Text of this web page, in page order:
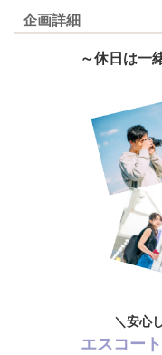
企画詳細
～休日は一
＼安心
エスコー